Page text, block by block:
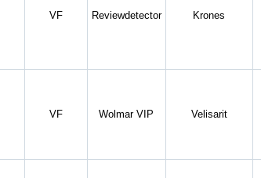
VF Reviewdetector Krones
VF Wolmar VIP Velisarit